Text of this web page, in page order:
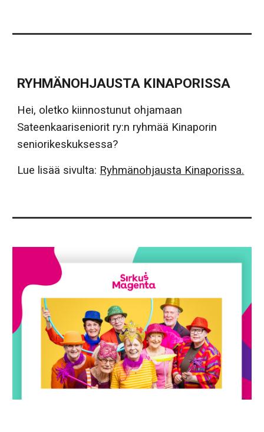
RYHMÄNOHJAUSTA KINAPORISSA
Hei, oletko kiinnostunut ohjamaan
Sateenkaariseniorit ry:n ryhmää Kinaporin
seniorikeskuksessa?
Lue lisää sivulta: Ryhmänohjausta Kinaporissa.